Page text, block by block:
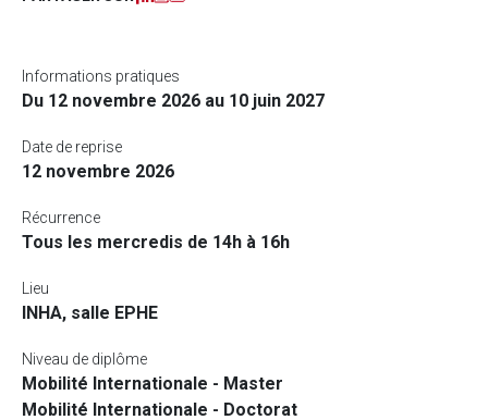
Informations pratiques
Du 12 novembre 2026 au 10 juin 2027
Date de reprise
12 novembre 2026
Récurrence
Tous les mercredis de 14h à 16h
Lieu
INHA, salle EPHE
Niveau de diplôme
Mobilité Internationale - Master
Mobilité Internationale - Doctorat